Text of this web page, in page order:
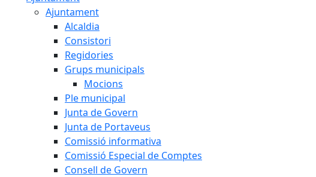
Ajuntament
Alcaldia
Consistori
Regidories
Grups municipals
Mocions
Ple municipal
Junta de Govern
Junta de Portaveus
Comissió informativa
Comissió Especial de Comptes
Consell de Govern